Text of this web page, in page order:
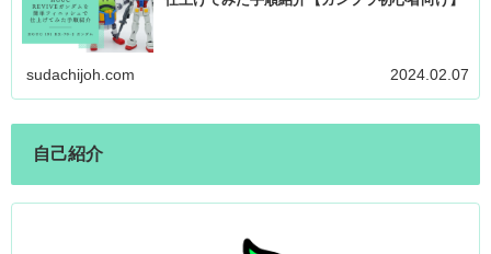
sudachijoh.com 2024.02.07
自己紹介